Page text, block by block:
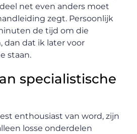
net even anders moet
zegt. Persoonlijk
de tijd om die
dan dat ik later voor
staan.
specialistische
enthousiast van word, zijn
losse onderdelen